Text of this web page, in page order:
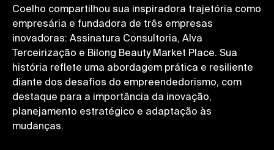
Coelho compartilhou sua inspiradora trajetória como
empresária e fundadora de três empresas
inovadoras: Assinatura Consultoria, Alva
Terceirização e Bilong Beauty Market Place. Sua
história reflete uma abordagem prática e resiliente
diante dos desafios do empreendedorismo, com
destaque para a importância da inovação,
planejamento estratégico e adaptação às
mudanças.